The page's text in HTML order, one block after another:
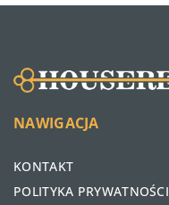
NAWIGACJA
KONTAKT
POLITYKA PRYWATNOŚCI